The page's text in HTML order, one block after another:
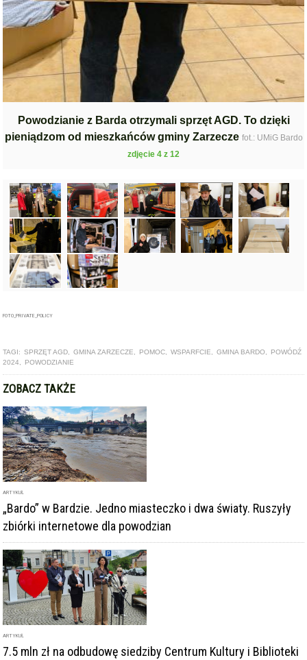
Powodzianie z Barda otrzymali sprzęt AGD. To dzięki
pieniądzom od mieszkańców gminy Zarzecze fot.: UMiG Bardo
zdjęcie 4 z 12
FOTO_PRIVATE_POLICY
TAGI: SPRZĘT AGD, GMINA ZARZECZE, POMOC, WSPARFCIE, GMINA BARDO,
POWÓDŹ
2024, POWODZIANIE
ZOBACZ TAKŻE
ARTYKUŁ
„Bardo” w Bardzie. Jedno miasteczko i dwa światy. Ruszyły
zbiórki internetowe dla powodzian
ARTYKUŁ
7.5 mln zł na odbudowę siedziby Centrum Kultury i Biblioteki